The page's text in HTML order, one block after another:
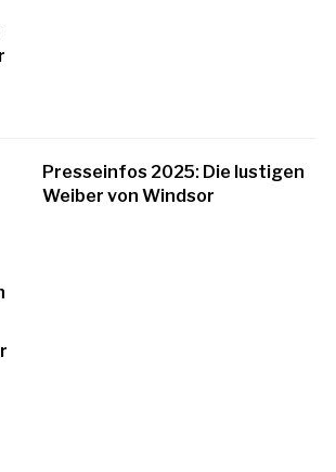
Presseinfos 2025: Die lustigen
Weiber von Windsor